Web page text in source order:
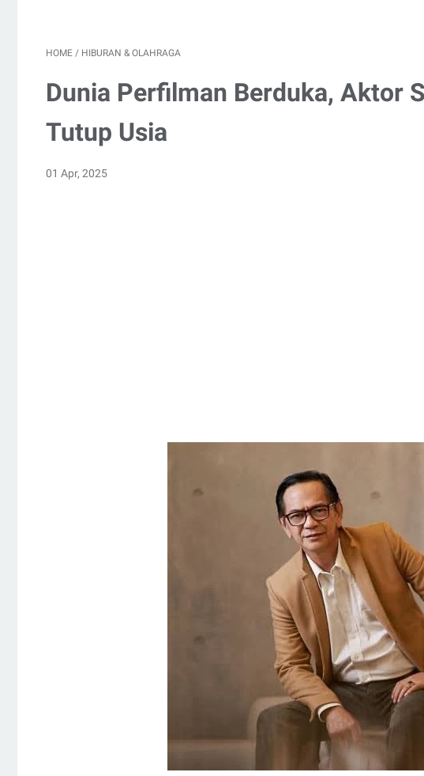
HOME / HIBURAN & OLAHRAGA
Dunia Perfilman Berduka, Aktor
Tutup Usia
01 Apr, 2025